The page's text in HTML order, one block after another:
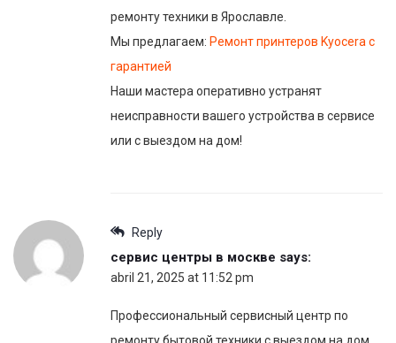
ремонту техники в Ярославле.
Мы предлагаем: Ремонт принтеров Kyocera с
гарантией
Наши мастера оперативно устранят
неисправности вашего устройства в сервисе
или с выездом на дом!
Reply
сервис центры в москве says:
abril 21, 2025 at 11:52 pm
Профессиональный сервисный центр по